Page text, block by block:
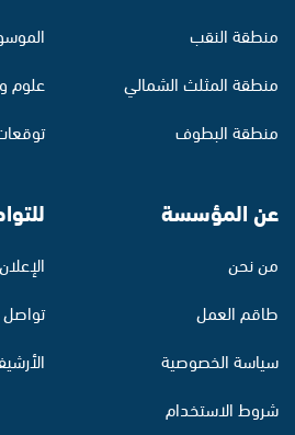
منطقة النقب
منطقة المثلث الشمالي
منطقة البطوف
علوم
عن المؤسسة
من نحن
طاقم العمل
سياسة الخصوصية
شروط الاستخدام